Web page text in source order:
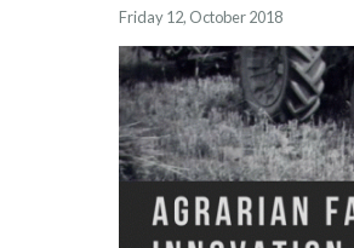
Friday 12, October 2018